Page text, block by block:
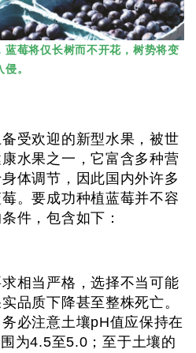
莓将仅长树而不开花，树势将变
。
受欢迎的新型水果，被世
水果之一，它富含多种营
体调节，因此国内外许多
。要成功种植蓝莓并不容
件，包含如下：
相当严格，选择不当可能
品质下降甚至整株死亡。
必注意土壤pH值应保持在
为4.5至5.0；至于土壤的